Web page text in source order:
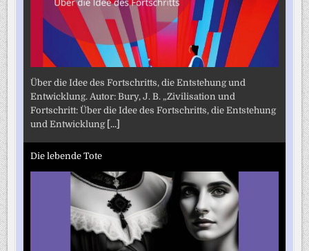
Über die Idee des Fortschritts, die Entstehung und
Entwicklung. Autor: Bury, J. B. „Zivilisation und
Fortschritt: Über die Idee des Fortschritts, die Entstehung
und Entwicklung [...]
Die lebende Tote